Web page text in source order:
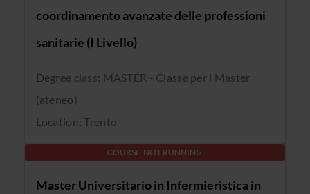
coordinamento avanzate delle professioni
sanitarie (I Livello)
Degree class: MASTER - Classe per i Master
(ateneo)
Location: Trento
COURSE NOT RUNNING
Master Universitario in Infermieristica in